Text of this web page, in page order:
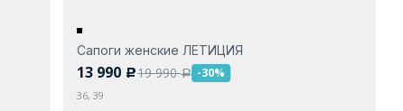
Сапоги женские ЛЕТИЦИЯ
13 990 c19 990a -30%
36, 39